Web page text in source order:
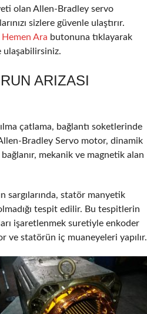
olan Allen-Bradley servo
sizlere güvenle ulaştırır.
Hemen Ara butonuna tıklayarak
ulaşabilirsiniz.
ARIZASI
çatlama, bağlantı soketlerinde
Bradley Servo motor, dinamik
mekanik ve magnetik alan
sargılarında, statör manyetik
tespit edilir. Bu tespitlerin
işaretlenmek suretiyle enkoder
ve statörün iç muaneyeleri yapılır.